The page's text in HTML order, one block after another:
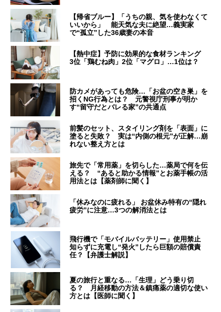
【帰省ブルー】「うちの親、気を使わなくて
いいから」 能天気な夫に絶望…義実家
で“孤立”した36歳妻の本音
【熱中症】予防に効果的な食材ランキング
3位「鶏むね肉」2位「マグロ」…1位は？
防カメがあっても危険…「お盆の空き巣」を
招くNG行為とは？ 元警視庁刑事が明か
す“留守だとバレる家”の共通点
前髪のセット、スタイリング剤を「表面」に
塗ると失敗？ 実は“内側の根元”が正解…崩
れない整え方とは
旅先で「常用薬」を切らした…薬局で何を伝
える？ “あると助かる情報”とお薬手帳の活
用法とは【薬剤師に聞く】
「休みなのに疲れる」 お盆休み特有の“隠れ
疲労”に注意…3つの解消法とは
飛行機で「モバイルバッテリー」使用禁止
知らずに充電し“発火”したら巨額の賠償責
任？【弁護士解説】
夏の旅行と重なる…「生理」どう乗り切
る？ 月経移動の方法＆鎮痛薬の適切な使い
方とは【医師に聞く】